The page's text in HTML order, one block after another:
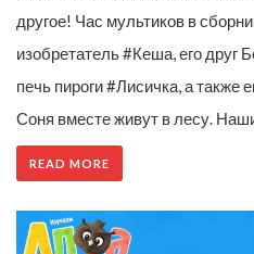
другое! Час мультиков в
изобретатель #Кеша, его друг
печь пироги #Лисичка, а также
Соня вместе живут в лесу.
READ MORE